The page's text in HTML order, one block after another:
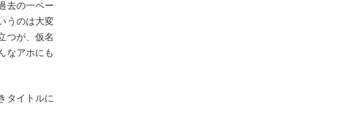
去の一ペー
うのは大変
つが、仮名
なアホにも
タイトルに